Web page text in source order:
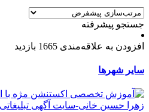
جستجو پیشرفته
افزودن به علاقه‌مندی 1665 بازدید
سایر شهرها